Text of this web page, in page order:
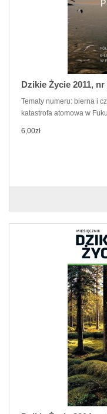
Dzikie Życie 2011,
Tematy numeru: bierna i
katastrofa atomowa w
6,00zł